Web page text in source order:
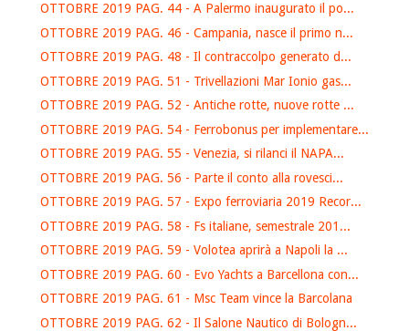
OTTOBRE 2019 PAG. 44 - A Palermo inaugurato il po...
OTTOBRE 2019 PAG. 46 - Campania, nasce il primo n...
OTTOBRE 2019 PAG. 48 - Il contraccolpo generato d...
OTTOBRE 2019 PAG. 51 - Trivellazioni Mar Ionio gas...
OTTOBRE 2019 PAG. 52 - Antiche rotte, nuove rotte ...
OTTOBRE 2019 PAG. 54 - Ferrobonus per implementare...
OTTOBRE 2019 PAG. 55 - Venezia, si rilanci il NAPA...
OTTOBRE 2019 PAG. 56 - Parte il conto alla rovesci...
OTTOBRE 2019 PAG. 57 - Expo ferroviaria 2019 Recor...
OTTOBRE 2019 PAG. 58 - Fs italiane, semestrale 201...
OTTOBRE 2019 PAG. 59 - Volotea aprirà a Napoli la ...
OTTOBRE 2019 PAG. 60 - Evo Yachts a Barcellona con...
OTTOBRE 2019 PAG. 61 - Msc Team vince la Barcolana
OTTOBRE 2019 PAG. 62 - Il Salone Nautico di Bologn...